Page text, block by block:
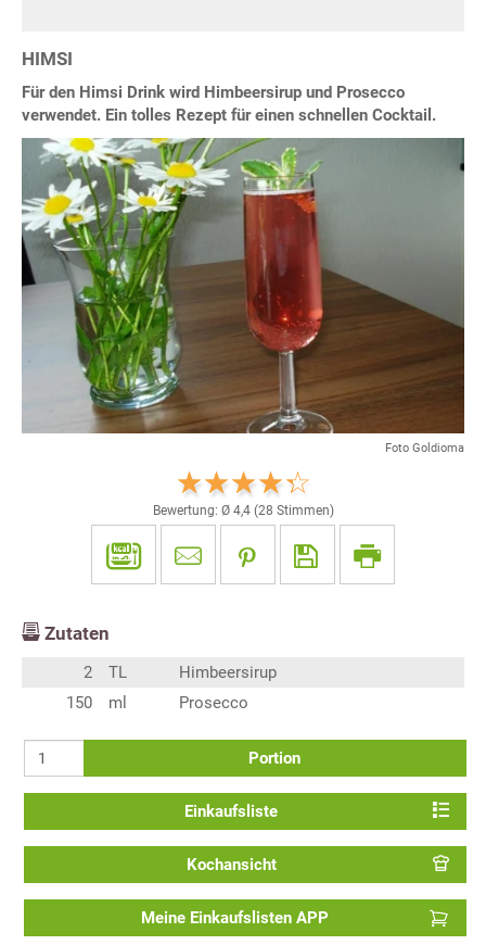
HIMSI
Für den Himsi Drink wird Himbeersirup und Prosecco
verwendet. Ein tolles Rezept für einen schnellen Cocktail.
Foto Goldioma
Bewertung: Ø 4,4(28 Stimmen)
Zutaten
2 TL
Himbeersirup
150
ml Prosecco
Portion
Einkaufsliste
Kochansicht
Meine Einkaufslisten APP